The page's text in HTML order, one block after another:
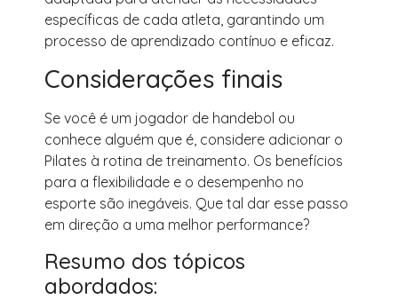
específicas de cada atleta, garantindo um
processo de aprendizado contínuo e eficaz.
Considerações finais
Se você é um jogador de handebol ou
conhece alguém que é, considere adicionar o
Pilates à rotina de treinamento. Os benefícios
para a flexibilidade e o desempenho no
esporte são inegáveis. Que tal dar esse passo
em direção a uma melhor performance?
Resumo dos tópicos
abordados: